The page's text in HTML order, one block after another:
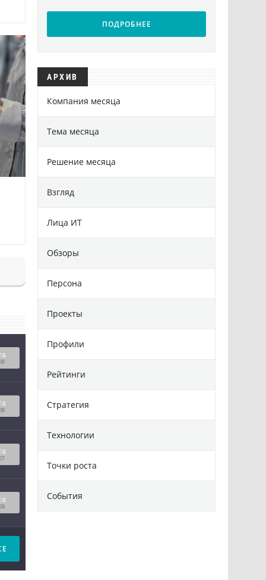
ПОДРОБНЕЕ
АРХИВ
Компания месяца
Тема месяца
Решение месяца
Взгляд
Лица ИТ
Обзоры
Персона
Проекты
Профили
Рейтинги
Стратегия
Технологии
Точки роста
События